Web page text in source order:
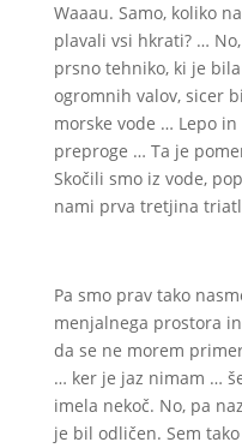
Waaau. Samo, koliko
plavali vsi hkrati? …
prsno tehniko, ki je
ogromnih valov, sicer
morske vode … Lepo
preproge … Ta je
Skočili smo iz vode,
nami prva tretjina
Pa smo prav tako
menjalnega prostora
da se ne morem
… ker je jaz nimam …
imela nekoč. No, pa
je bil odličen. Sem